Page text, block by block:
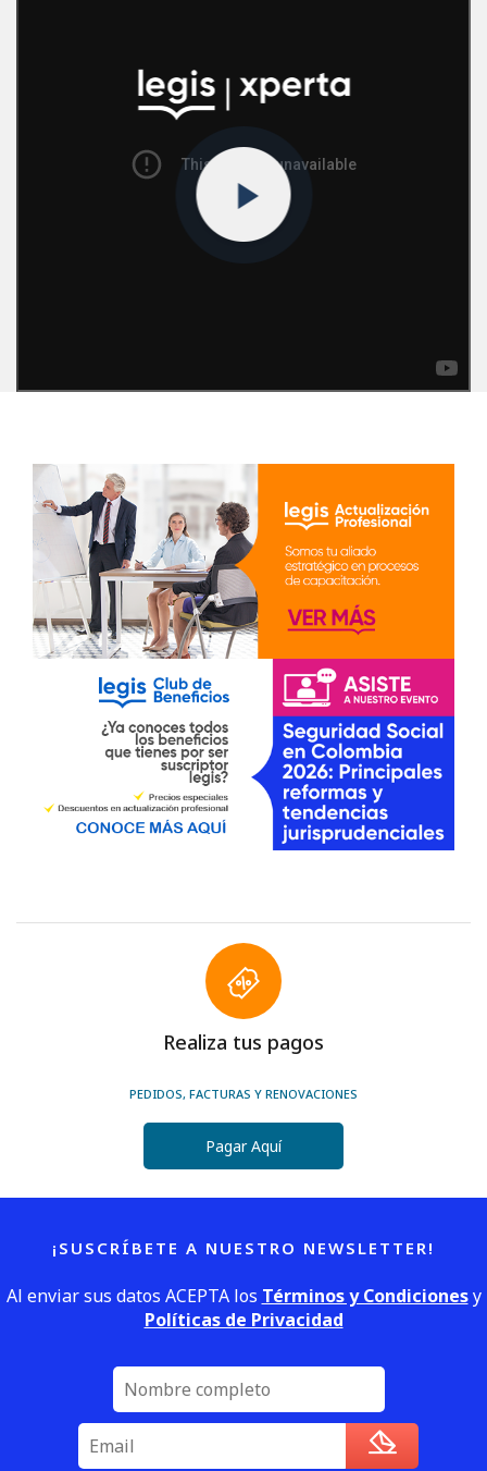
Realiza tus pagos
PEDIDOS, FACTURAS Y RENOVACIONES
Pagar Aquí
¡SUSCRÍBETE A NUESTRO NEWSLETTER!
Al enviar sus datos ACEPTA los Términos y Condicionesy
Políticas de Privacidad